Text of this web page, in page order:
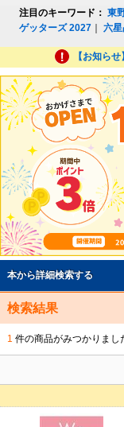
注目のキーワード： 東
ゲッターズ 2027 ｜六
【お知ら
本から詳細検索する
検索結果
1 件の商品がみつかりまし